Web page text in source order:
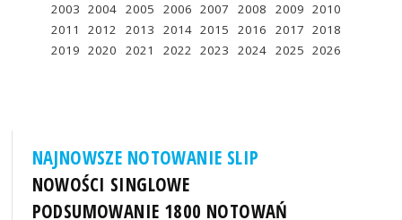
2003 2004 2005 2006 2007 2008 2009 2010
2011
2012 2013 2014 2015 2016 2017 2018
2019 2020 2021 2022 2023 2024 2025 2026
NAJNOWSZE NOTOWANIE SLIP
NOWOŚCI SINGLOWE
PODSUMOWANIE 1800 NOTOWAŃ